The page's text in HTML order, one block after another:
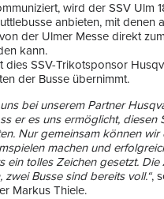
wird der SSV Ulm
anbieten, mit denen
von der Ulmer Messe direkt
kann.
dies SSV-Trikotsponsor
der Busse übernimmt.
bei unserem Partner
er es uns ermöglicht, diesen
Nur gemeinsam können wir
machen und
ein tolles Zeichen gesetzt.
zwei Busse sind bereits voll.“,
Markus Thiele.